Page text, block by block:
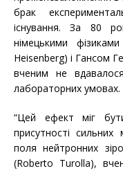
брак
існування. За 80
німецькими
Heisenberg) і Гансом
вченим не
лабораторних умовах.
“Цей ефект міг
присутності сильних
поля нейтронних
(Roberto Turolla),